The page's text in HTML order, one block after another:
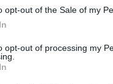
opt-out of the Sale of my
opt-out of processing my
tabletki mimo iż jestem 2
dzień ma znaczenia kiedy